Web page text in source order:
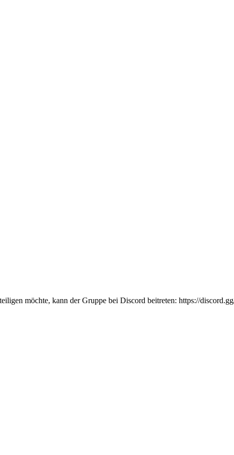
möchte, kann der Gruppe bei Discord beitreten: https://